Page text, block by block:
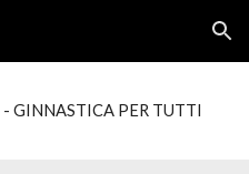
Skip to navigation
GINNASTICA PER TUTTI